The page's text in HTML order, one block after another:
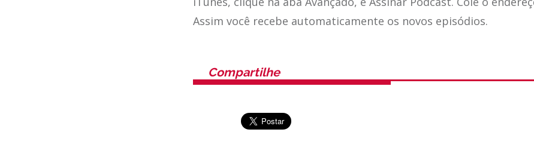
Assim você recebe automaticamente os novos episódios.
Compartilhe